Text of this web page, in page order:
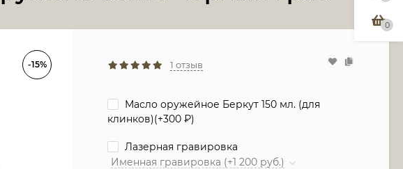
-15% 1 отзыв
Масло оружейное Беркут 150 мл. (для
клинков)(+300₽)
Лазерная гравировка
Именная гравировка (+1 200 руб.)
0